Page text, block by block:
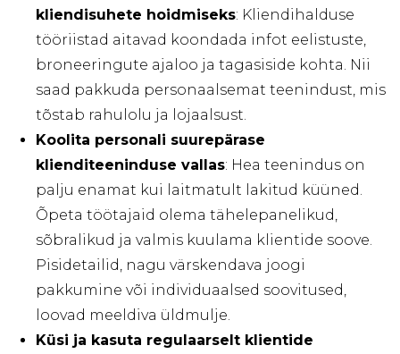
kliendisuhete hoidmiseks: Kliendihalduse
tööriistad aitavad koondada infot eelistuste,
broneeringute ajaloo ja tagasiside kohta. Nii
saad pakkuda personaalsemat teenindust, mis
tõstab rahulolu ja lojaalsust.
Koolita personali suurepärase
klienditeeninduse vallas: Hea teenindus on
palju enamat kui laitmatult lakitud küüned.
Õpeta töötajaid olema tähelepanelikud,
sõbralikud ja valmis kuulama klientide soove.
Pisidetailid, nagu värskendava joogi
pakkumine või individuaalsed soovitused,
loovad meeldiva üldmulje.
Küsi ja kasuta regulaarselt klientide